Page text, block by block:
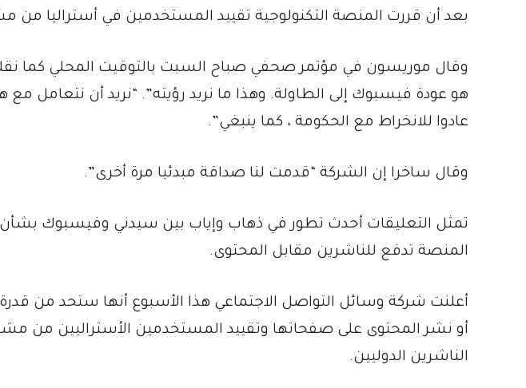
بعد أن قررت المنصة التكنولوجية تقييد المستخدمين في أستراليا من
وقال موريسون في مؤتمر صحفي صباح السبت بالتوقيت المحلي كما
هو عودة فيسبوك إلى الطاولة. وهذا ما نريد رؤيته”. “نريد أن نتعامل
عادوا للانخراط مع الحكومة ، كما ينبغي”.
وقال ساخرا إن الشركة “قدمت لنا صداقة مبدئيا مرة أخرى”.
تمثل التعليقات أحدث تطور في ذهاب وإياب بين سيدني وفيسبوك
المنصة تدفع للناشرين مقابل المحتوى.
أعلنت شركة وسائل التواصل الاجتماعي هذا الأسبوع أنها ستحد من
أو نشر المحتوى على صفحاتها وتقييد المستخدمين الأستراليين من
الناشرين الدوليين.